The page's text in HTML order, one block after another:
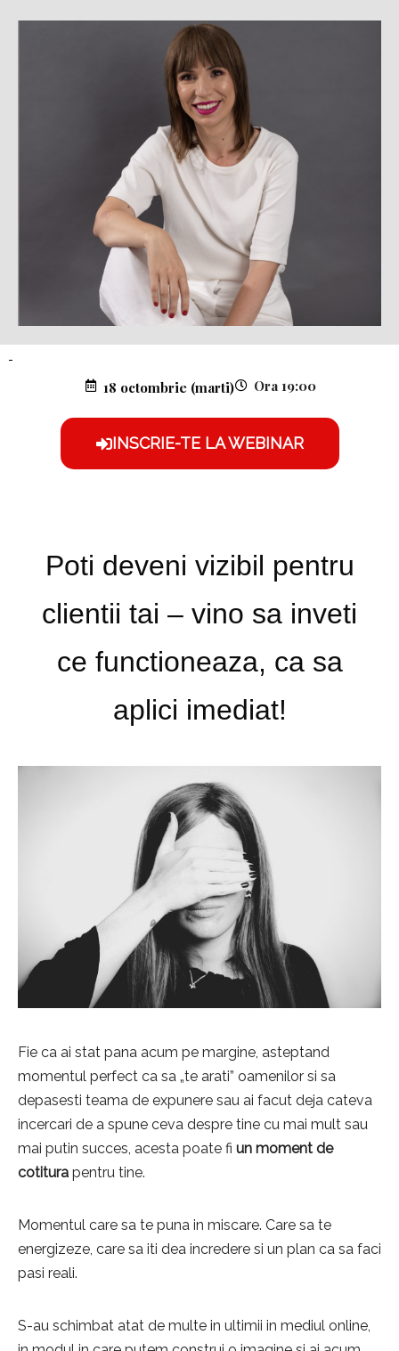
18 octombrie (marti) Ora 19:00
INSCRIE-TE LA WEBINAR
Poti deveni vizibil pentru
clientii tai – vino sa inveti
ce functioneaza, ca sa
aplici imediat!
Fie ca ai stat pana acum pe margine, asteptand
momentul perfect ca sa „te arati” oamenilor si sa
depasesti teama de expunere sau ai facut deja cateva
incercari de a spune ceva despre tine cu mai mult sau
mai putin succes, acesta poate fi un moment de
cotitura pentru tine.
Momentul care sa te puna in miscare. Care sa te
energizeze, care sa iti dea incredere si un plan ca sa faci
pasi reali.
S-au schimbat atat de multe in ultimii in mediul online,